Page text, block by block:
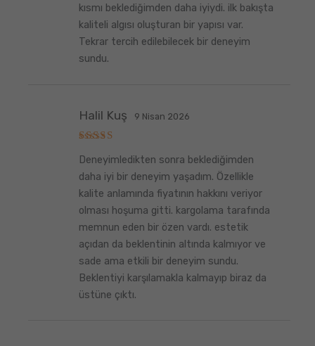
kısmı beklediğimden daha iyiydi. ilk bakışta
kaliteli algısı oluşturan bir yapısı var.
Tekrar tercih edilebilecek bir deneyim
sundu.
üzerinden
5
oy aldı
Halil Kuş 9 Nisan 2026
Deneyimledikten sonra beklediğimden
daha iyi bir deneyim yaşadım. Özellikle
kalite anlamında fiyatının hakkını veriyor
olması hoşuma gitti. kargolama tarafında
memnun eden bir özen vardı. estetik
açıdan da beklentinin altında kalmıyor ve
sade ama etkili bir deneyim sundu.
Beklentiyi karşılamakla kalmayıp biraz da
üstüne çıktı.